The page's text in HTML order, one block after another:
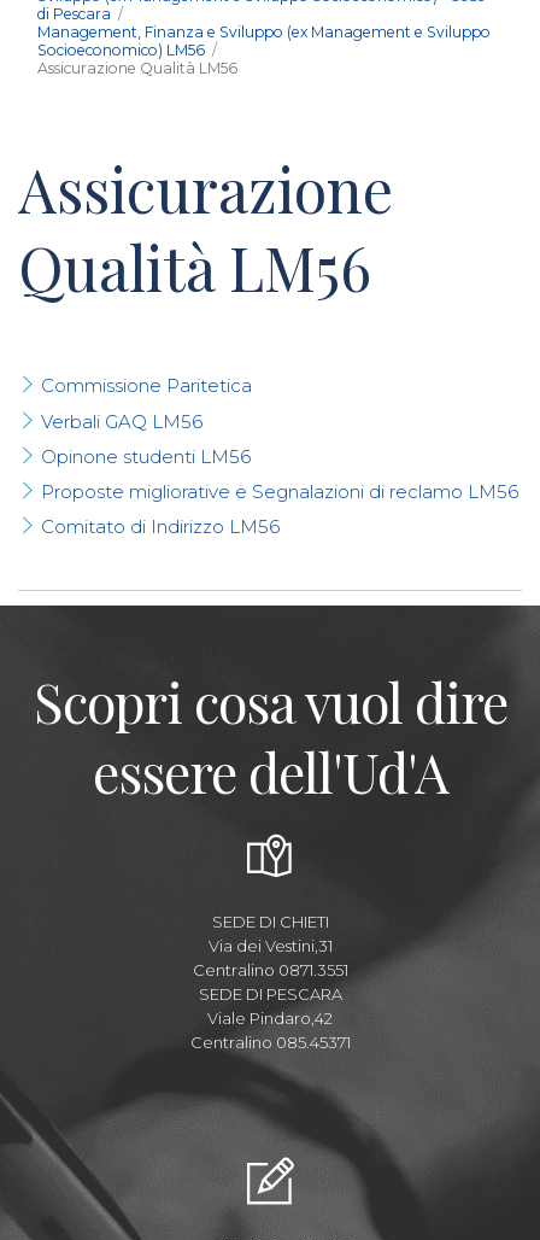
di Pescara
Management, Finanza e Sviluppo (ex Management e Sviluppo
Socioeconomico) LM56
Assicurazione Qualità LM56
Assicurazione
Qualità LM56
Commissione Paritetica
Verbali GAQ LM56
Opinone studenti LM56
Proposte migliorative e Segnalazioni di reclamo LM56
Comitato di Indirizzo LM56
Scopri cosa vuol dire
essere dell'Ud'A
SEDE DI CHIETI
Via dei Vestini,31
Centralino 0871.3551
SEDE DI PESCARA
Viale Pindaro,42
Centralino 085.45371